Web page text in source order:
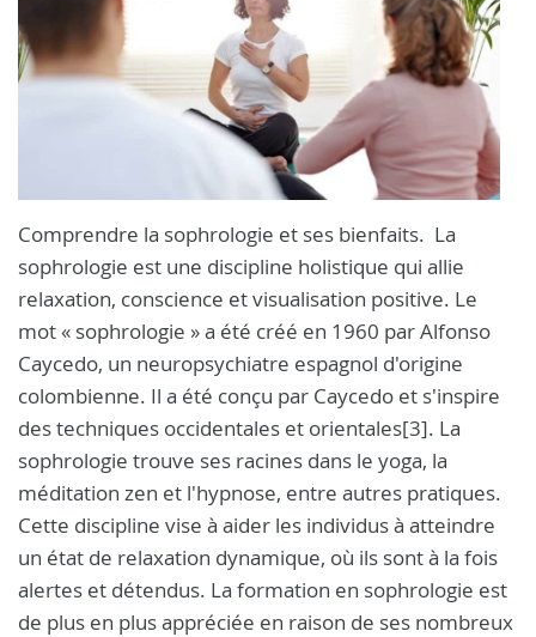
Comprendre la sophrologie et ses bienfaits. La
sophrologie est une discipline holistique qui allie
relaxation, conscience et visualisation positive. Le
mot « sophrologie » a été créé en 1960 par Alfonso
Caycedo, un neuropsychiatre espagnol d'origine
colombienne. Il a été conçu par Caycedo et s'inspire
des techniques occidentales et orientales[3]. La
sophrologie trouve ses racines dans le yoga, la
méditation zen et l'hypnose, entre autres pratiques.
Cette discipline vise à aider les individus à atteindre
un état de relaxation dynamique, où ils sont à la fois
alertes et détendus. La formation en sophrologie est
de plus en plus appréciée en raison de ses nombreux